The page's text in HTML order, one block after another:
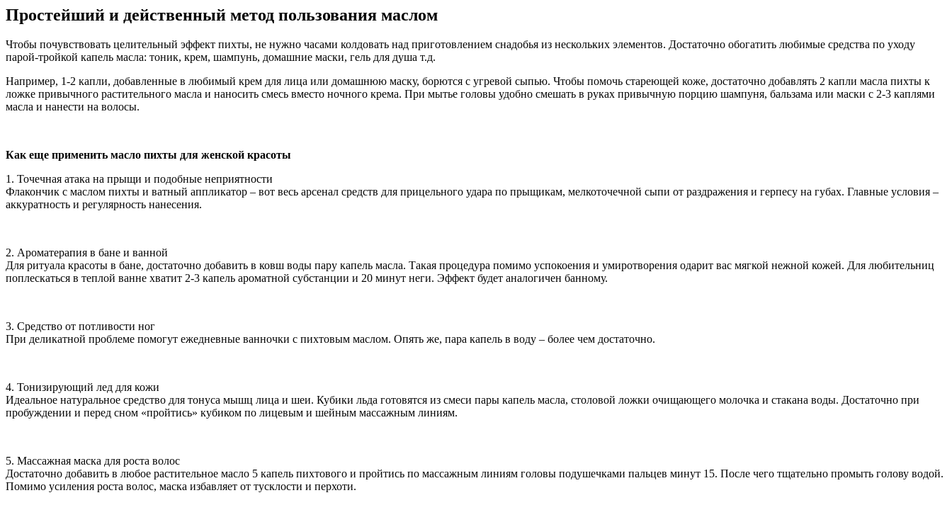
Простейший и действенный метод пользования маслом
Чтобы почувствовать целительный эффект пихты, не нужно часами колдовать над приготовлением снадобья из нескольких элементов. Достаточно обогатить любимые средства по уходу
парой-тройкой капель масла: тоник, крем, шампунь, домашние маски, гель для душа т.д.
Например, 1-2 капли, добавленные в любимый крем для лица или домашнюю маску, борются с угревой сыпью. Чтобы помочь стареющей коже, достаточно добавлять 2 капли масла пихты к
ложке привычного растительного масла и наносить смесь вместо ночного крема. При мытье головы удобно смешать в руках привычную порцию шампуня, бальзама или маски с 2-3 каплями
масла и нанести на волосы.
Как еще применить масло пихты для женской красоты
1. Точечная атака на прыщи и подобные неприятности
Флакончик с маслом пихты и ватный аппликатор – вот весь арсенал средств для прицельного удара по прыщикам, мелкоточечной сыпи от раздражения и герпесу на губах. Главные условия –
аккуратность и регулярность нанесения.
2. Ароматерапия в бане и ванной
Для ритуала красоты в бане, достаточно добавить в ковш воды пару капель масла. Такая процедура помимо успокоения и умиротворения одарит вас мягкой нежной кожей. Для любительниц
поплескаться в теплой ванне хватит 2-3 капель ароматной субстанции и 20 минут неги. Эффект будет аналогичен банному.
3. Средство от потливости ног
При деликатной проблеме помогут ежедневные ванночки с пихтовым маслом. Опять же, пара капель в воду – более чем достаточно.
4. Тонизирующий лед для кожи
Идеальное натуральное средство для тонуса мышц лица и шеи. Кубики льда готовятся из смеси пары капель масла, столовой ложки очищающего молочка и стакана воды. Достаточно при
пробуждении и перед сном «пройтись» кубиком по лицевым и шейным массажным линиям.
5. Массажная маска для роста волос
Достаточно добавить в любое растительное масло 5 капель пихтового и пройтись по массажным линиям головы подушечками пальцев минут 15. После чего тщательно промыть голову водой.
Помимо усиления роста волос, маска избавляет от тусклости и перхоти.